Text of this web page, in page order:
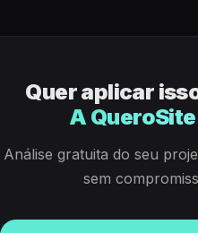
Quer aplicar
A
Análise gratuita do seu
sem